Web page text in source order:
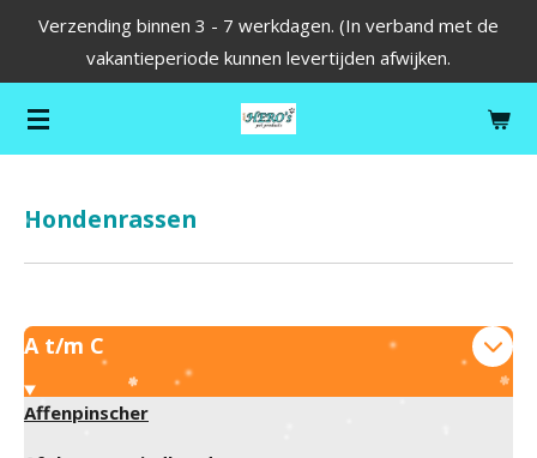
de
hoofdinhoud
Verzending binnen 3 - 7 werkdagen. (In verband met de
vakantieperiode kunnen levertijden afwijken.
Hondenrassen
A t/m C
Affenpinscher